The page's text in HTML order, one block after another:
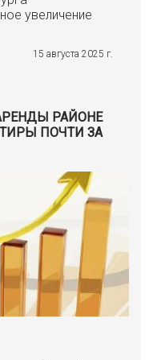
увеличение
15 августа 2025 г.
РАЙОНЕ
ПОЧТИ ЗА